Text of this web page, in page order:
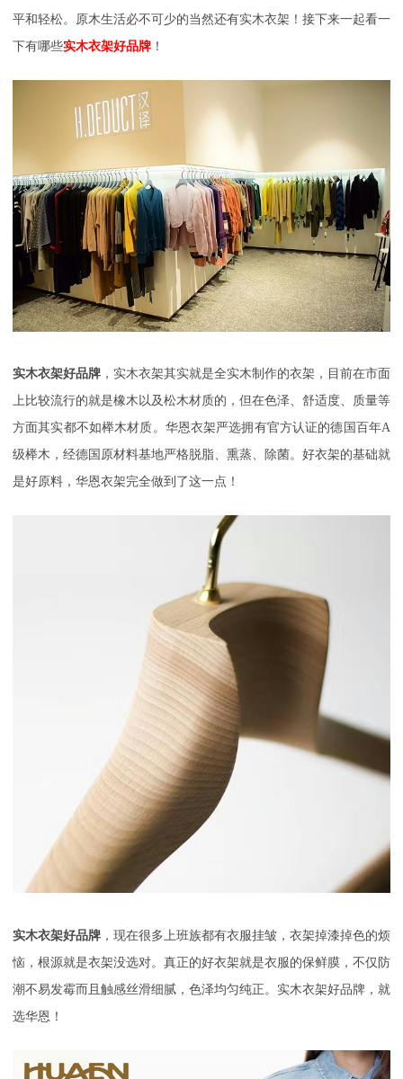
平和轻松。原木生活必不可少的当然还有实木衣架！接下来一起看一
下有哪些实木衣架好品牌 ！
实木衣架好品牌 ，实木衣架其实就是全实木制作的衣架，目前在市面
上比较流行的就是橡木以及松木材质的，但在色泽、舒适度、质量等
方面其实都不如榉木材质。华恩衣架严选拥有官方认证的德国百年A
级榉木，经德国原材料基地严格脱脂、熏蒸、除菌。好衣架的基础就
是好原料，华恩衣架完全做到了这一点！
实木衣架好品牌 ，现在很多上班族都有衣服挂皱，衣架掉漆掉色的烦
恼，根源就是衣架没选对。真正的好衣架就是衣服的保鲜膜，不仅防
潮不易发霉而且触感丝滑细腻，色泽均匀纯正。实木衣架好品牌，就
选华恩！